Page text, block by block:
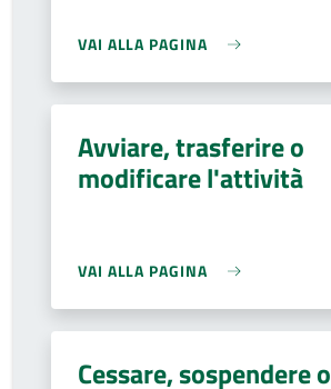
VAI ALLA PAGINA
Avviare, trasferire o
modificare l'attività
VAI ALLA PAGINA
Cessare, sospendere o